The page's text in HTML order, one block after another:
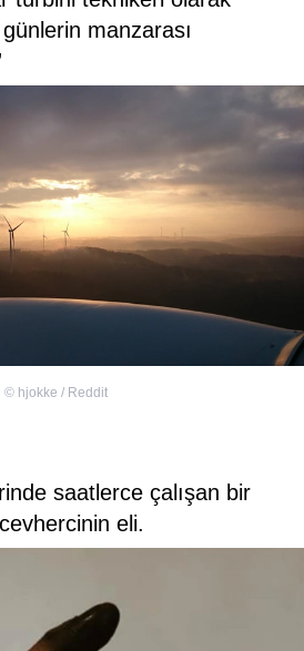
manzarası
© hjokke / Reddit
saatlerce çalışan bir
eli.